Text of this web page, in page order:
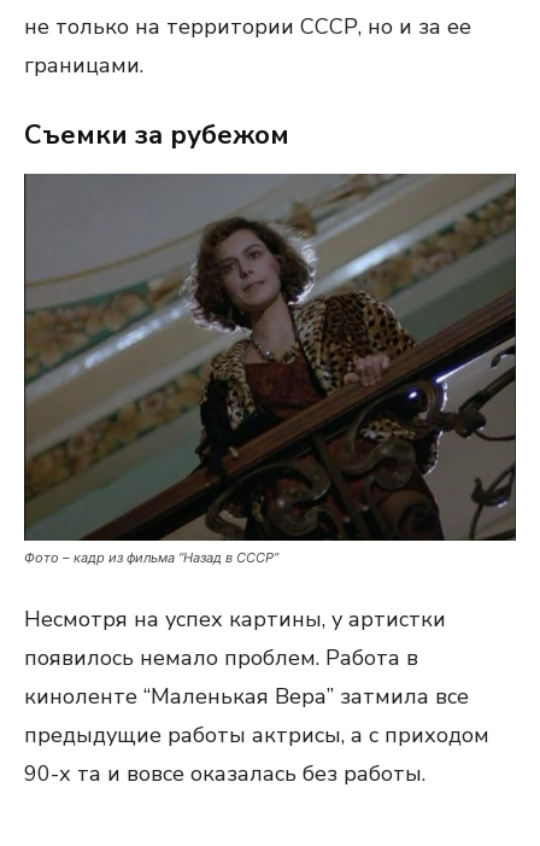
не только на территории СССР, но и за ее
границами.
Съемки за рубежом
Фото – кадр из фильма “Назад в СССР”
Несмотря на успех картины, у артистки
появилось немало проблем. Работа в
киноленте “Маленькая Вера” затмила все
предыдущие работы актрисы, а с приходом
90-х та и вовсе оказалась без работы.